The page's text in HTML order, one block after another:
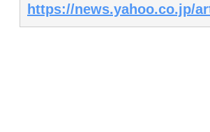
https://news.yahoo.co.jp/